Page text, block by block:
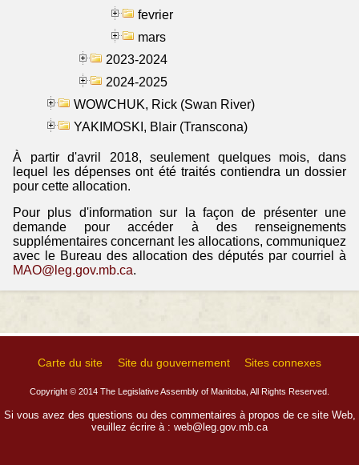
fevrier
mars
2023-2024
2024-2025
WOWCHUK, Rick (Swan River)
YAKIMOSKI, Blair (Transcona)
À partir d'avril 2018, seulement quelques mois, dans
lequel les dépenses ont été traités contiendra un dossier
pour cette allocation.
Pour plus d'information sur la façon de présenter une
demande pour accéder à des renseignements
supplémentaires concernant les allocations, communiquez
avec le Bureau des allocation des députés par courriel à
MAO@leg.gov.mb.ca.
Carte du site Site du gouvernement Sites connexes
Copyright © 2014 The Legislative Assembly of Manitoba, All Rights Reserved.
Si vous avez des questions ou des commentaires à propos de ce site Web,
veuillez écrire à : web@leg.gov.mb.ca